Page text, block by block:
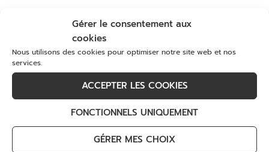
Gérer le consentement aux
cookies
Nous utilisons des cookies pour optimiser notre site web et nos
services.
ACCEPTER LES COOKIES
FONCTIONNELS UNIQUEMENT
GÉRER MES CHOIX
restaurant Virgule